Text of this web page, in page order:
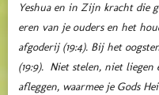
Yeshua en in Zijn kracht die
eren van je ouders en het
afgoderij (19:4). Bij het
(19:9). Niet stelen, niet liegen
afleggen, waarmee je Gods